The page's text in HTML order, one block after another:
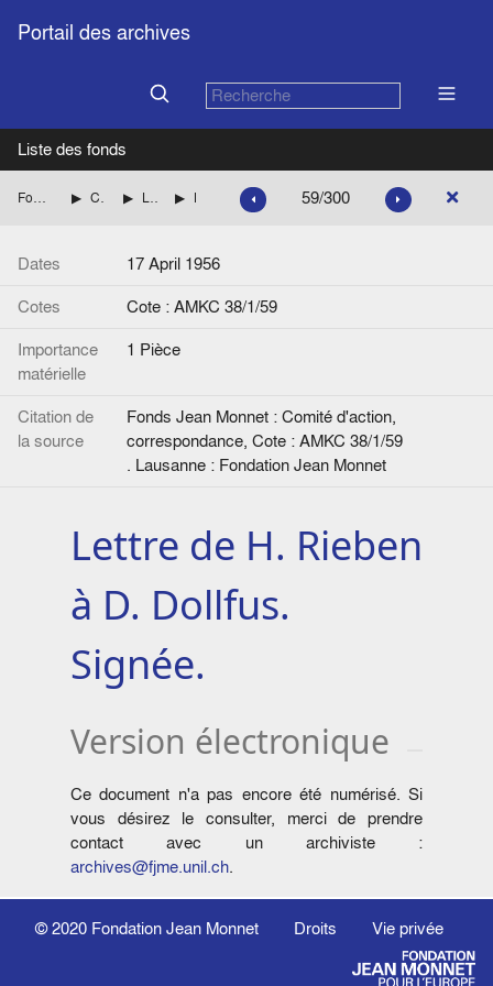
Portail des archives
Liste des fonds
Fonds Jean Monnet : Comité d'action, correspondance CENTRE DE RECHERCHES EUROPEENNES DE LAUSANNE Liste des personnalités et Correspondance avec Henri RIEBEN jusqu'en 1960 inclus. 59/300
Dates
17 April 1956
Cotes
Cote : AMKC 38/1/59
Importance
matérielle
1 Pièce
Citation de
la source
Fonds Jean Monnet : Comité d'action,
correspondance, Cote : AMKC 38/1/59
. Lausanne : Fondation Jean Monnet
Lettre de H. Rieben
à D. Dollfus.
Signée.
Version électronique
Ce document n'a pas encore été numérisé. Si
vous désirez le consulter, merci de prendre
contact avec un archiviste :
archives@fjme.unil.ch.
© 2020 Fondation Jean Monnet Droits Vie privée